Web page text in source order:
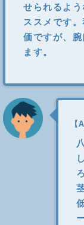
せられるよ
ススメです
価ですが、
ます。